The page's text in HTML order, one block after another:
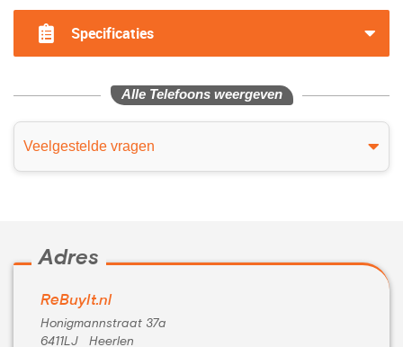
Specificaties
Alle Telefoons weergeven
Veelgestelde vragen
Adres
ReBuyIt.nl
Honigmannstraat 37a
6411LJ Heerlen